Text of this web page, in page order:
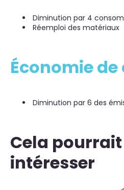
Diminution par 4
Réemploi des matériaux
Économie
Diminution par 6 des
Cela
intéresser